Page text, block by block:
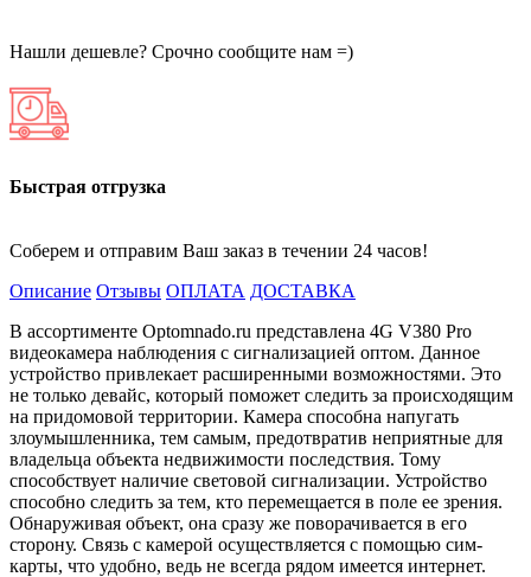
Нашли дешевле? Срочно сообщите нам =)
Быстрая отгрузка
Соберем и отправим Ваш заказ в течении 24 часов!
Описание Отзывы ОПЛАТА ДОСТАВКА
В ассортименте Optomnado.ru представлена 4G V380 Pro
видеокамера наблюдения с сигнализацией оптом. Данное
устройство привлекает расширенными возможностями. Это
не только девайс, который поможет следить за происходящим
на придомовой территории. Камера способна напугать
злоумышленника, тем самым, предотвратив неприятные для
владельца объекта недвижимости последствия. Тому
способствует наличие световой сигнализации. Устройство
способно следить за тем, кто перемещается в поле ее зрения.
Обнаруживая объект, она сразу же поворачивается в его
сторону. Связь с камерой осуществляется с помощью сим-
карты, что удобно, ведь не всегда рядом имеется интернет.